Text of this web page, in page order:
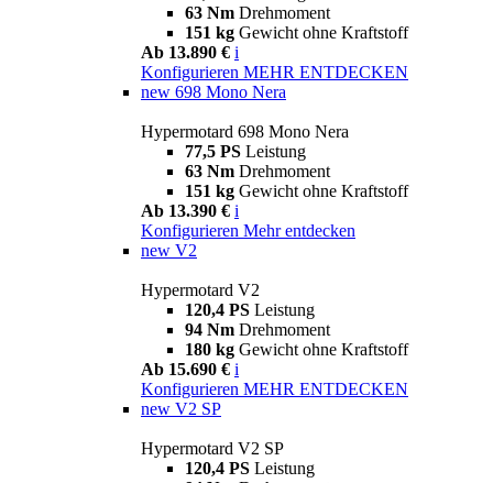
63 Nm Drehmoment
151 kg Gewicht ohne Kraftstoff
Ab 13.890 € i
Konfigurieren MEHR ENTDECKEN
new 698 Mono Nera
Hypermotard 698 Mono Nera
77,5 PS Leistung
63 Nm Drehmoment
151 kg Gewicht ohne Kraftstoff
Ab 13.390 € i
Konfigurieren Mehr entdecken
new V2
Hypermotard V2
120,4 PS Leistung
94 Nm Drehmoment
180 kg Gewicht ohne Kraftstoff
Ab 15.690 € i
Konfigurieren MEHR ENTDECKEN
new V2 SP
Hypermotard V2 SP
120,4 PS Leistung